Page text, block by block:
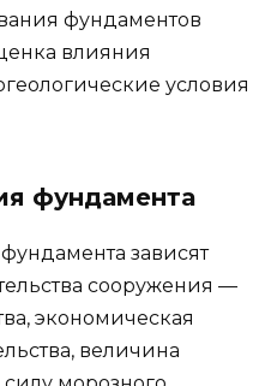
фундаментов
влияния
условия
фундамента
зависят
сооружения —
экономическая
величина